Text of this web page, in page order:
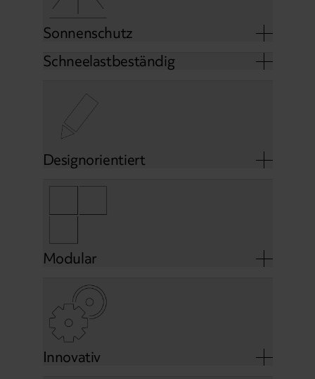
Sonnenschutz
Schneelastbeständig
Designorientiert
Modular
Innovativ